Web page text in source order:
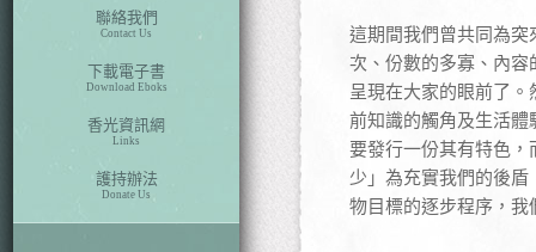
聯絡我們
Contact Us
下載電子書
Download Eboks
香光資訊網
Links
護持辦法
Donate Us
這期間我們曾共同為
次、份數的多寡、內
呈現在大家的眼前了
前知識的觸角及生活
要發行一份其有特色
少」為充實我們的後
物目標的逐步程序，我